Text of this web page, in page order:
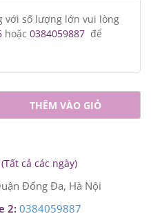
với số lượng lớn vui lòng
hoặc 0384059887 để
THÊM VÀO GIỎ
cả các ngày)
Đống Đa, Hà Nội
2: 0384059887